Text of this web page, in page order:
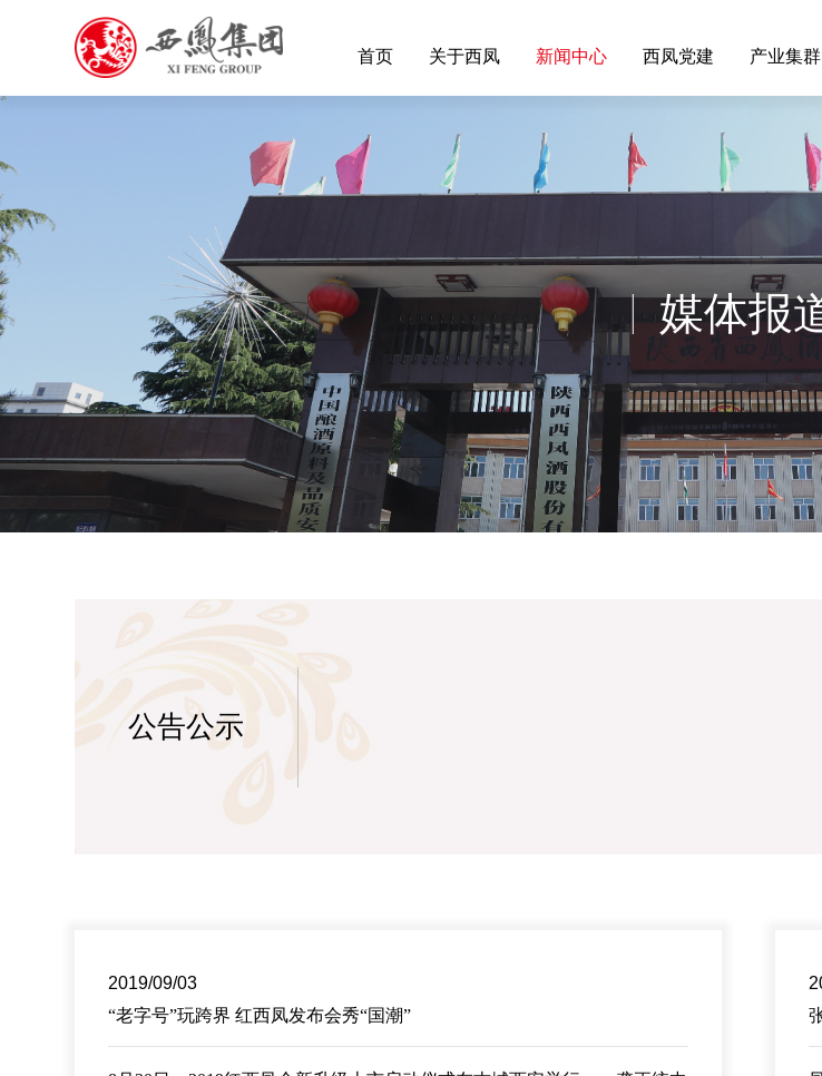
首页 关于西凤 新闻中心 西凤党建 产业集群
媒体报
公告公示
2019/09/03
“老字号”玩跨界 红西凤发布会秀“国潮”